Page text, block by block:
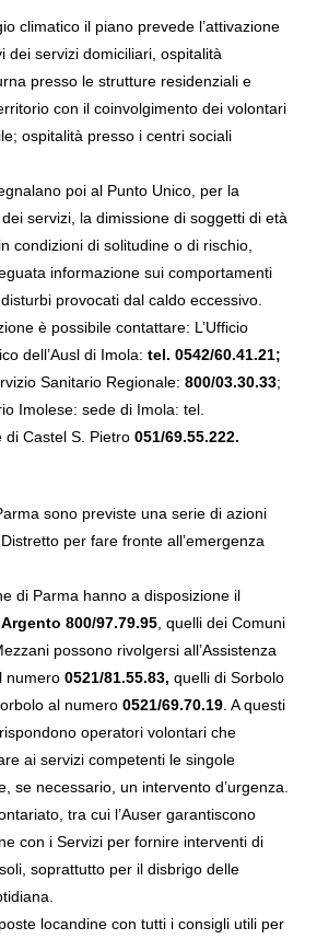
climatico il piano prevede l’attivazione
dei servizi domiciliari, ospitalità
presso le strutture residenziali e
con il coinvolgimento dei volontari
ospitalità presso i centri sociali
poi al Punto Unico, per la
servizi, la dimissione di soggetti di età
condizioni di solitudine o di rischio,
informazione sui comportamenti
provocati dal caldo eccessivo.
è possibile contattare: L’Ufficio
dell’Ausl di Imola: tel. 0542/60.41.21;
Sanitario Regionale:800/03.30.33;
Imolese: sede di Imola: tel.
di Castel S. Pietro051/69.55.222.
sono previste una serie di azioni
per fare fronte all’emergenza
di Parma hanno a disposizione il
800/97.79.95 , quelli dei Comuni
possono rivolgersi all’Assistenza
numero0521/81.55.83, quelli di Sorbolo
al numero0521/69.70.19 . A questi
operatori volontari che
ai servizi competenti le singole
se necessario, un intervento d’urgenza.
tra cui l’Auser garantiscono
con i Servizi per fornire interventi di
soprattutto per il disbrigo delle
locandine con tutti i consigli utili per